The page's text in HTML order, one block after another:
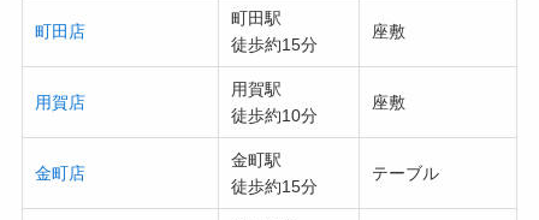
町田店
町田駅
徒歩約15分
座敷
用賀店
用賀駅
徒歩約10分
座敷
金町店
金町駅
徒歩約15分
テーブル